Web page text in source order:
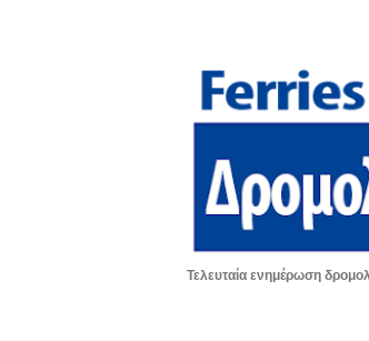
Τελευταία ενημέρωση